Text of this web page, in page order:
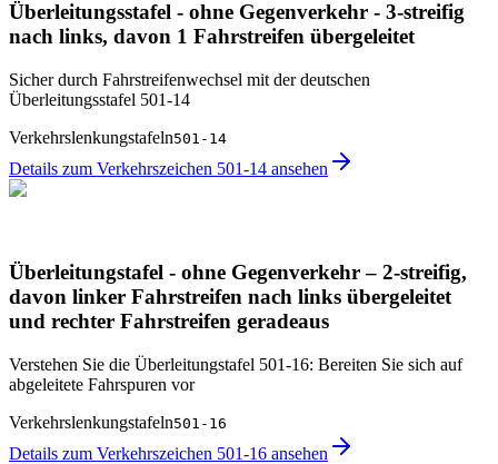
Überleitungsstafel - ohne Gegenverkehr - 3-streifig
nach links, davon 1 Fahrstreifen übergeleitet
Sicher durch Fahrstreifenwechsel mit der deutschen
Überleitungsstafel 501-14
Verkehrslenkungstafeln501-14
Details zum Verkehrszeichen 501-14 ansehen
Überleitungstafel - ohne Gegenverkehr – 2-streifig,
davon linker Fahrstreifen nach links übergeleitet
und rechter Fahrstreifen geradeaus
Verstehen Sie die Überleitungstafel 501-16: Bereiten Sie sich auf
abgeleitete Fahrspuren vor
Verkehrslenkungstafeln501-16
Details zum Verkehrszeichen 501-16 ansehen